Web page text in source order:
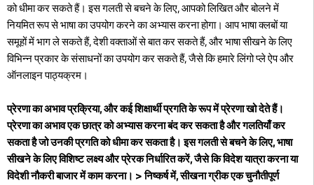
को धीमा कर सकते हैं। इस गलती से बचने के लिए, आपको लिखित और बोलने में
नियमित रूप से भाषा का उपयोग करने का अभ्यास करना होगा। आप भाषा क्लबों या
समूहों में भाग ले सकते हैं, देशी वक्ताओं से बात कर सकते हैं, और भाषा सीखने के लिए
विभिन्न प्रकार के संसाधनों का उपयोग कर सकते हैं, जैसे कि हमारे लिंगो प्ले ऐप और
ऑनलाइन पाठ्यक्रम।
प्रेरणा का अभाव प्रक्रिया, और कई शिक्षार्थी प्रगति के रूप में प्रेरणा खो देते हैं।
प्रेरणा का अभाव एक छात्र को अभ्यास करना बंद कर सकता है और गलतियाँ कर
सकता है जो उनकी प्रगति को धीमा कर सकता है। इस गलती से बचने के लिए, भाषा
सीखने के लिए विशिष्ट लक्ष्य और प्रेरक निर्धारित करें, जैसे कि विदेश यात्रा करना या
विदेशी नौकरी बाजार में काम करना। > निष्कर्ष में, सीखना ग्रीक एक चुनौतीपूर्ण